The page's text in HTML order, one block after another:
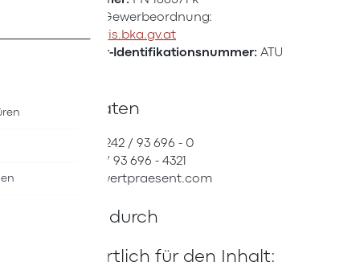
Gewerbeordnung:
https://www.ris.bka.gv.at
Umsatzsteuer-Identifikationsnummer: ATU
Kontaktdaten
+43 7242 / 93 696 - 0
+43 7242 / 93 696 - 4321
oeif@wertpraesent.com
Vertreten durch
Verantwortlich für den Inhalt: